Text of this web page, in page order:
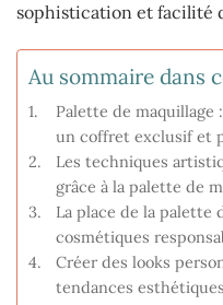
sophistication et facilité
Au sommaire dans
Palette de
un coffret exclusif et
Les techniques
grâce à la palette de
La place de la palette
cosmétiques
Créer des looks
tendances